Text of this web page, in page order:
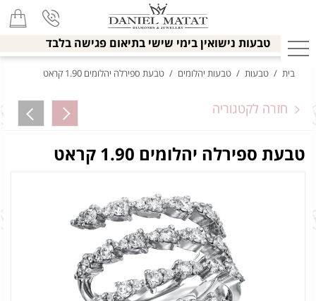
טבעות נישואין בימי שישי בתיאום פגישה בלבד
בית / טבעות / טבעות יהלומים / טבעת ספירלה יהלומים 1.90 קראט
חזרה לקטגוריה
טבעת ספירלה יהלומים 1.90 קראט